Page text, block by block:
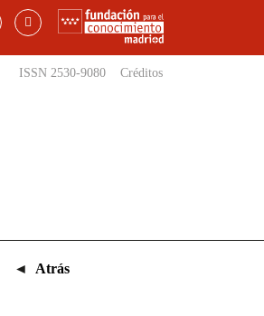
ISSN 2530-9080 Créditos
◄ Atrás